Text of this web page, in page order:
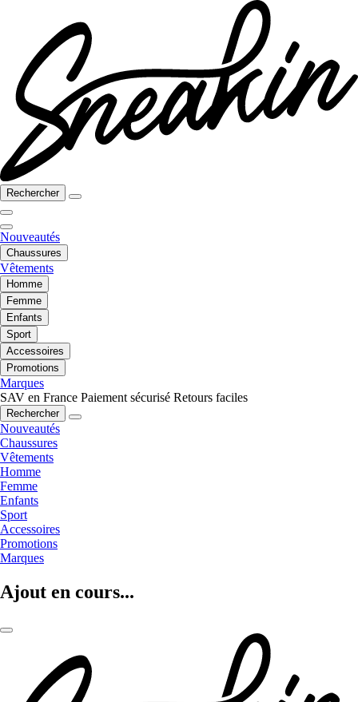
Rechercher
Nouveautés
Chaussures
Vêtements
Homme
Femme
Enfants
Sport
Accessoires
Promotions
Marques
SAV en France Paiement sécurisé Retours faciles
Rechercher
Nouveautés
Chaussures
Vêtements
Homme
Femme
Enfants
Sport
Accessoires
Promotions
Marques
Ajout en cours...